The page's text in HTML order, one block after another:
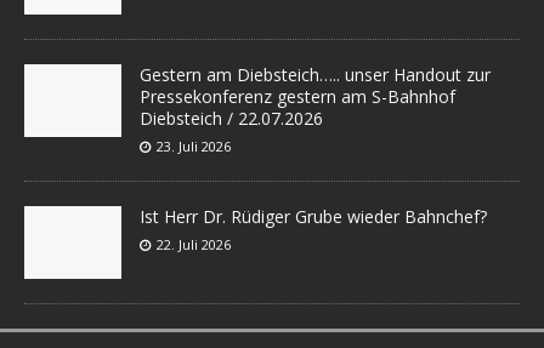
Gestern am Diebsteich….. unser Handout zur
Pressekonferenz gestern am S-Bahnhof
Diebsteich / 22.07.2026
23. Juli 2026
Ist Herr Dr. Rüdiger Grube wieder Bahnchef?
22. Juli 2026